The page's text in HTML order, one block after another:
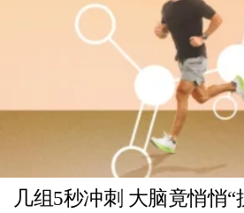
几组5秒冲刺 大脑竟悄悄“